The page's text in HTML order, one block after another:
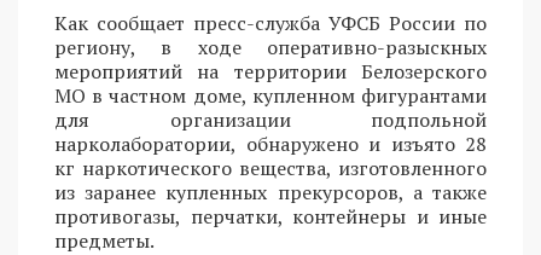
Как сообщает пресс-служба УФСБ России по
региону, в ходе оперативно-разыскных
мероприятий на территории Белозерского
МО в частном доме, купленном фигурантами
для организации подпольной
нарколаборатории, обнаружено и изъято 28
кг наркотического вещества, изготовленного
из заранее купленных прекурсоров, а также
противогазы, перчатки, контейнеры и иные
предметы.